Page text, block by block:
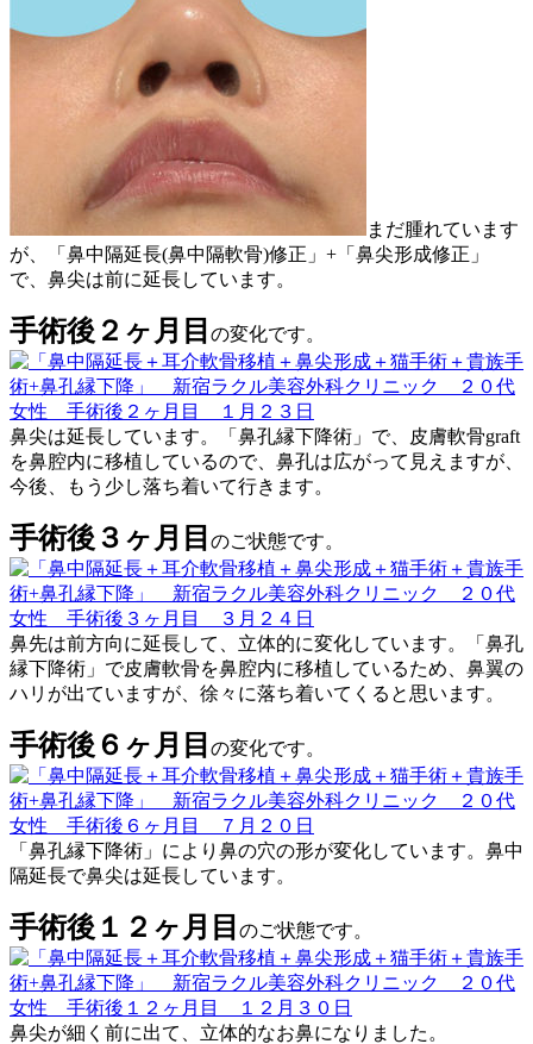
まだ腫れています
が、「鼻中隔延長(鼻中隔軟骨)修正」+「鼻尖形成修正」
で、鼻尖は前に延長しています。
手術後２ヶ月目 の変化です。
鼻尖は延長しています。「鼻孔縁下降術」で、皮膚軟骨graft
を鼻腔内に移植しているので、鼻孔は広がって見えますが、
今後、もう少し落ち着いて行きます。
手術後３ヶ月目 のご状態です。
鼻先は前方向に延長して、立体的に変化しています。「鼻孔
縁下降術」で皮膚軟骨を鼻腔内に移植しているため、鼻翼の
ハリが出ていますが、徐々に落ち着いてくると思います。
手術後６ヶ月目 の変化です。
「鼻孔縁下降術」により鼻の穴の形が変化しています。鼻中
隔延長で鼻尖は延長しています。
手術後１２ヶ月目 のご状態です。
鼻尖が細く前に出て、立体的なお鼻になりました。